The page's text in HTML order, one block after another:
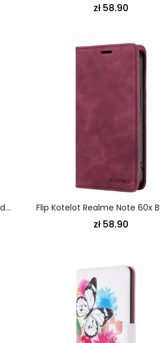
zł 58.90
Etui Folio Do Realme Note 60x Gładka Sztuczna Skóra
zł 58.90